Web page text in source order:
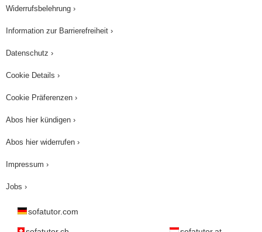
Widerrufsbelehrung ›
Information zur Barrierefreiheit ›
Datenschutz ›
Cookie Details ›
Cookie Präferenzen ›
Abos hier kündigen ›
Abos hier widerrufen ›
Impressum ›
Jobs ›
sofatutor.com